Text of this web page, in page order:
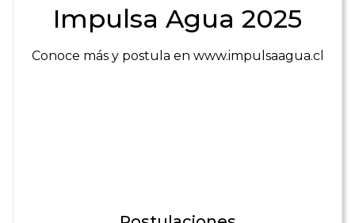
Impulsa Agua 2025
Conoce más y postula en www.impulsaagua.cl